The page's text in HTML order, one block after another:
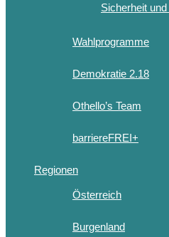
Sicherheit
Wahlprogramme
Demokratie 2.18
Othello’s Team
barriereFREI+
Regionen
Österreich
Burgenland